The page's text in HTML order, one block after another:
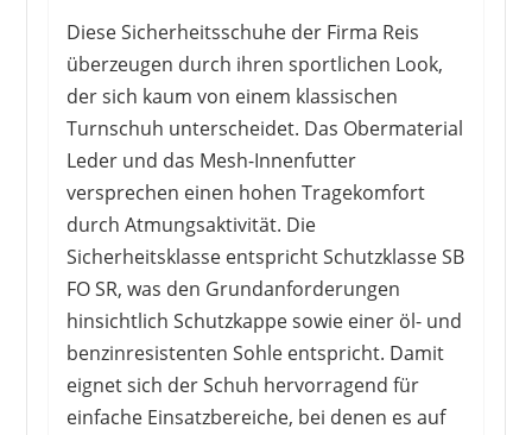
Diese Sicherheitsschuhe der Firma Reis
überzeugen durch ihren sportlichen Look,
der sich kaum von einem klassischen
Turnschuh unterscheidet. Das Obermaterial
Leder und das Mesh-Innenfutter
versprechen einen hohen Tragekomfort
durch Atmungsaktivität. Die
Sicherheitsklasse entspricht Schutzklasse SB
FO SR, was den Grundanforderungen
hinsichtlich Schutzkappe sowie einer öl- und
benzinresistenten Sohle entspricht. Damit
eignet sich der Schuh hervorragend für
einfache Einsatzbereiche, bei denen es auf